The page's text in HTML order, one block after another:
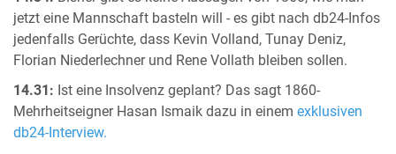
jetzt eine Mannschaft basteln will - es gibt nach db24-Infos
jedenfalls Gerüchte, dass Kevin Volland, Tunay Deniz,
Florian Niederlechner und Rene Vollath bleiben sollen.
14.31: Ist eine Insolvenz geplant? Das sagt 1860-
Mehrheitseigner Hasan Ismaik dazu in einem exklusiven
db24-Interview.